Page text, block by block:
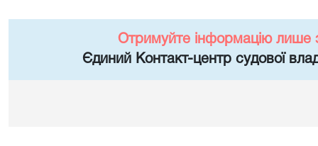
Отримуйте інформацію лише
Єдиний Контакт-центр судової